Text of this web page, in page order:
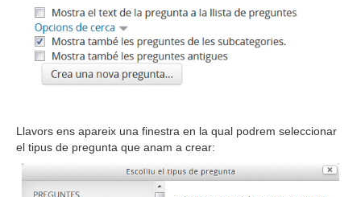
Llavors ens apareix una finestra en la qual podrem seleccionar
el tipus de pregunta que anam a crear: